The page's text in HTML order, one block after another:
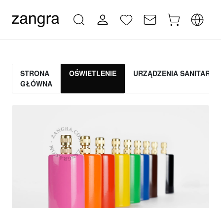
STRONA
GŁÓWNA
OŚWIETLENIE URZĄDZENIA SANITARNE